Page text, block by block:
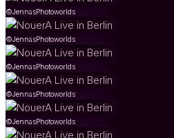
©JennasPhotoworlds
©JennasPhotoworlds
©JennasPhotoworlds
©JennasPhotoworlds
©JennasPhotoworlds